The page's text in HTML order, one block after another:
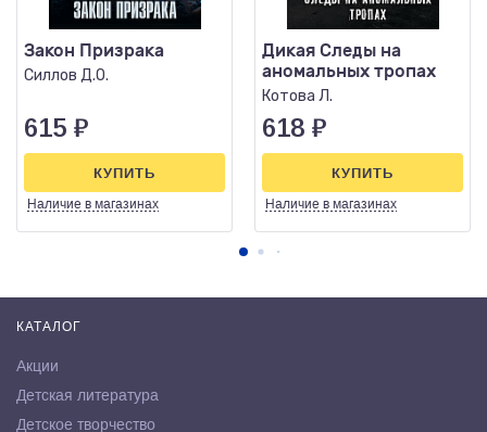
Закон Призрака
Силлов Д.О.
615 ₽
Наличие в магазинах
КУПИТЬ
Дикая Следы на
аномальных тропах
Котова Л.
618 ₽
Наличие в магазинах
КУПИТЬ
КАТАЛОГ
Акции
Детская литература
Детское творчество